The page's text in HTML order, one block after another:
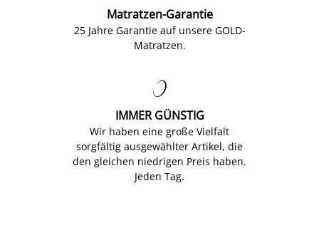
Matratzen-Garantie
25 Jahre Garantie auf unsere GOLD-
Matratzen.

IMMER GÜNSTIG
Wir haben eine große Vielfalt
sorgfältig ausgewählter Artikel, die
den gleichen niedrigen Preis haben.
Jeden Tag.